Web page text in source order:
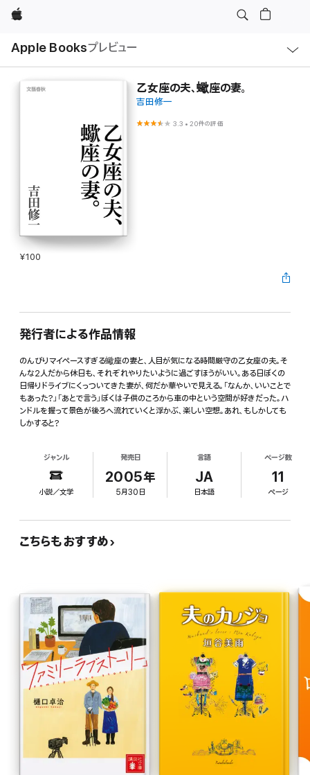
Apple
Apple Booksプレビュー
ル
乙女座の夫、蠍座の妻。
吉田修一
3.3 •20件の評価
¥100
発行者による作品情報
のんびりマイペースすぎる蠍座の妻と、人目が気になる時間厳守の乙女座の夫。そ
んな2人だから休日も、それぞれやりたいように過ごすほうがいい。ある日ぼくの
日帰りドライブにくっついてきた妻が、何だか華やいで見える。「なんか、いいことで
もあった?」「あとで言う」ぼくは子供のころから車の中という空間が好きだった。ハ
ンドルを握って景色が後ろへ流れていくと浮かぶ、楽しい空想。あれ、もしかしても
しかすると?
ジャンル
小説／文学
発売日
2005年
5月30日
言語
JA
日本語
ページ数
11
ページ
こちらもおすすめ